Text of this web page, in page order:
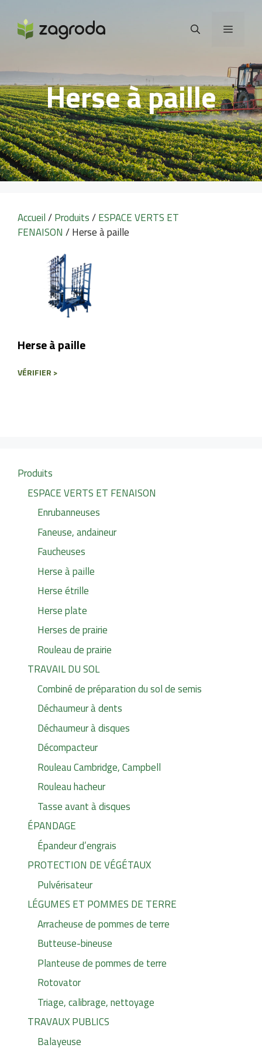
contenu
MENU
Herse à paille
Accueil/Produits/ESPACE VERTS ET
FENAISON / Herse à paille
Herse à paille
VÉRIFIER >
Produits
ESPACE VERTS ET FENAISON
Enrubanneuses
Faneuse, andaineur
Faucheuses
Herse à paille
Herse étrille
Herse plate
Herses de prairie
Rouleau de prairie
TRAVAIL DU SOL
Combiné de préparation du sol de semis
Déchaumeur à dents
Déchaumeur à disques
Décompacteur
Rouleau Cambridge, Campbell
Rouleau hacheur
Tasse avant à disques
ÉPANDAGE
Épandeur d’engrais
PROTECTION DE VÉGÉTAUX
Pulvérisateur
LÉGUMES ET POMMES DE TERRE
Arracheuse de pommes de terre
Butteuse-bineuse
Planteuse de pommes de terre
Rotovator
Triage, calibrage, nettoyage
TRAVAUX PUBLICS
Balayeuse